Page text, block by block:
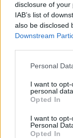
disclosure of
IAB’s list of
also be disclosed
Downstream
Personal
I want to
personal data.
Opted In
I want to
Personal
Opted In
🪐🚀